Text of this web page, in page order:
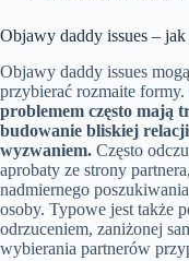
Objawy daddy issues –
Objawy daddy issues
przybierać rozmaite formy.
problemem często mają
budowanie bliskiej
wyzwaniem. Często
aprobaty ze strony
nadmiernego
osoby. Typowe jest także
odrzuceniem, zaniżonej
wybierania partnerów